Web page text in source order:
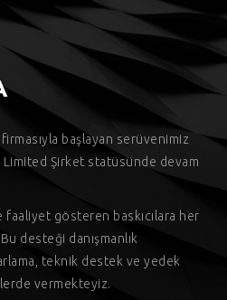
firmasıyla başlayan serüvenimiz
Limited Şirket statüsünde devam
gösteren baskıcılara her
desteği danışmanlık
teknik destek ve yedek
vermekteyiz.